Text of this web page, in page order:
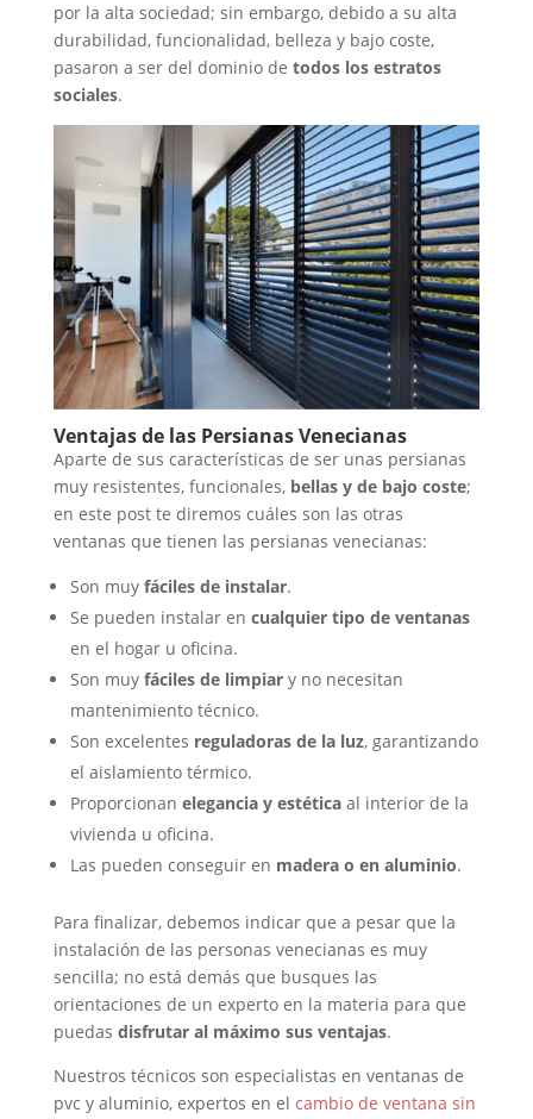
por la alta sociedad; sin embargo, debido a su alta
durabilidad, funcionalidad, belleza y bajo coste,
pasaron a ser del dominio de todos los estratos
sociales.
Ventajas de las Persianas Venecianas
Aparte de sus características de ser unas persianas
muy resistentes, funcionales, bellas y de bajo coste;
en este post te diremos cuáles son las otras
ventanas que tienen las persianas venecianas:
Son muy fáciles de instalar.
Se pueden instalar en cualquier tipo de ventanas
en el hogar u oficina.
Son muy fáciles de limpiary no necesitan
mantenimiento técnico.
Son excelentes reguladoras de la luz, garantizando
el aislamiento térmico.
Proporcionan elegancia y estéticaal interior de la
vivienda u oficina.
Las pueden conseguir en madera o en aluminio.
Para finalizar, debemos indicar que a pesar que la
instalación de las personas venecianas es muy
sencilla; no está demás que busques las
orientaciones de un experto en la materia para que
puedas disfrutar al máximo sus ventajas.
Nuestros técnicos son especialistas en ventanas de
pvc y aluminio, expertos en el cambio de ventana sin